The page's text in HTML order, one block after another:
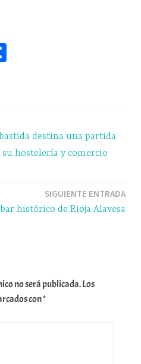
rti
r
destina una partida
su hostelería y comercio
SIGUIENTE ENTRADA
histórico de Rioja Alavesa
no será publicada.Los
con*